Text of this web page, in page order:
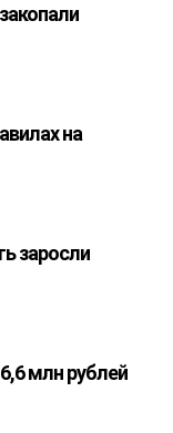
на
заросли
млн рублей